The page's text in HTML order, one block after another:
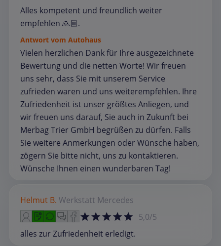
Alles kompetent und freundlich weiter
empfehlen 🙏🏼.
Antwort vom Autohaus
Vielen herzlichen Dank für Ihre ausgezeichnete
Bewertung und die netten Worte! Wir freuen
uns sehr, dass Sie mit unserem Service
zufrieden waren und uns weiterempfehlen. Ihre
Zufriedenheit ist unser größtes Anliegen, und
wir freuen uns darauf, Sie auch in Zukunft bei
Merbag Trier GmbH begrüßen zu dürfen. Falls
Sie weitere Anmerkungen oder Wünsche haben,
zögern Sie bitte nicht, uns zu kontaktieren.
Wünsche Ihnen einen wunderbaren Tag!
Helmut B. Werkstatt Mercedes
5,0/5
alles zur Zufriedenheit erledigt.